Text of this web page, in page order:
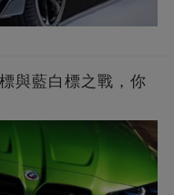
與藍白標之戰，你